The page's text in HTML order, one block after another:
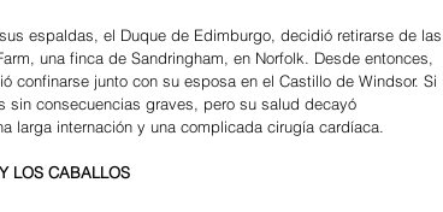
espaldas, el Duque de Edimburgo, decidió retirarse de las
una finca de Sandringham, en Norfolk. Desde entonces,
junto con su esposa en el Castillo de Windsor. Si
sin consecuencias graves, pero su salud decayó
larga internación y una complicada cirugía cardíaca.
LOS CABALLOS